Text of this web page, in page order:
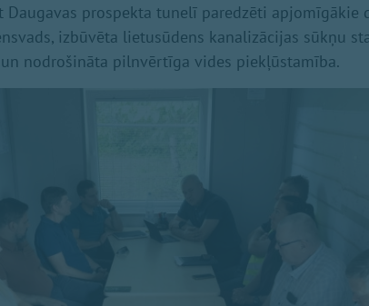
Daugavas prospekta tunelī paredzēti apjomīgākie
izbūvēta lietusūdens kanalizācijas sūkņu
nodrošināta pilnvērtīga vides piekļūstamība.